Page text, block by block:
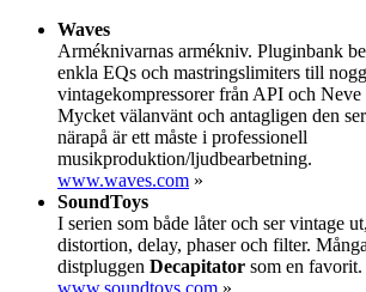
Waves
Arméknivarnas armékniv. Pluginbank
enkla EQs och mastringslimiters till
vintagekompressorer från API och Neve
Mycket välanvänt och antagligen den
närapå är ett måste i professionell
musikproduktion/ljudbearbetning.
www.waves.com »
SoundToys
I serien som både låter och ser vintage
distortion, delay, phaser och filter.
distpluggen Decapitator som en favorit.
www.soundtoys.com »